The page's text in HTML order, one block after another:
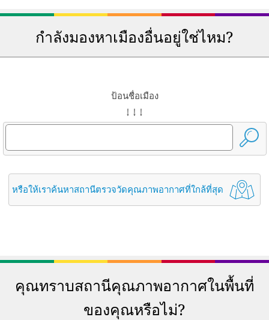
กำลังมองหาเมืองอื่นอยู่ใช่ไหม?
ป้อนชื่อเมือง
↓ ↓ ↓
หรือให้เราค้นหาสถานีตรวจวัดคุณภาพอากาศที่ใกล้ที่สุด
คุณทราบสถานีคุณภาพอากาศในพื้นที่
ของคุณหรือไม่?